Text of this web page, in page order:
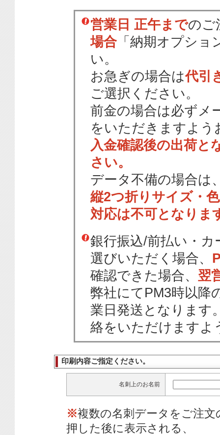
営業日 正午までのご
場合 「納期オプショ
い。
お急ぎの場合は代引
ご選択ください。
前金の場合は必ずメ
をいただきますよう
入金確認後の出荷と
さい。
データ不備の場合は
縦2つ折りサイズ・
対応は不可となりま
銀行振込/前払い・
選びいただく場合、
確認できた場合、 翌
弊社にてPM3時以降
業日発送となります
絡をいただけますよ
印刷内容ご指定ください。
名刺上のお名前
※複数の名刺データをご注
押した後に表示される、